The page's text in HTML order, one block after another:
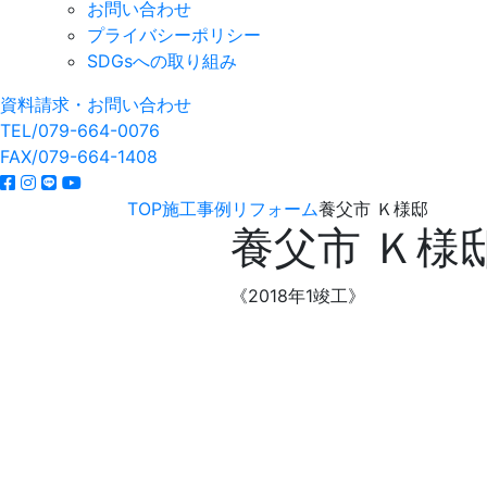
お問い合わせ
プライバシーポリシー
SDGsへの取り組み
資料請求・お問い合わせ
TEL/079-664-0076
FAX/079-664-1408
TOP施工事例 リフォーム養父市 Ｋ様邸
養父市 Ｋ様
《2018年1竣工》